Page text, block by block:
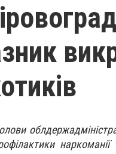
наркоманії